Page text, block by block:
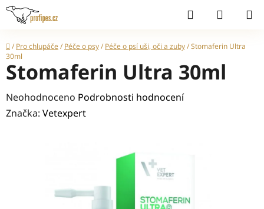
Přejít
Hledat
Domů
/ Pro chlupáče/ Péče o psy/ Péče o psí uši, oči a zuby/Stomaferin Ultra
30ml
Stomaferin Ultra 30ml
Průměrné
hodnocení
Neohodnoceno Podrobnosti hodnocení
Značka: Vetexpert